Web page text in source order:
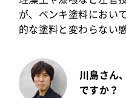
が、ペンキ塗料におい
的な塗料と変わらない
川島さん
ですか？